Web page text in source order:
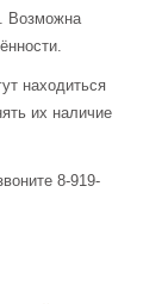
Возможна
находиться
их наличие
8-919-